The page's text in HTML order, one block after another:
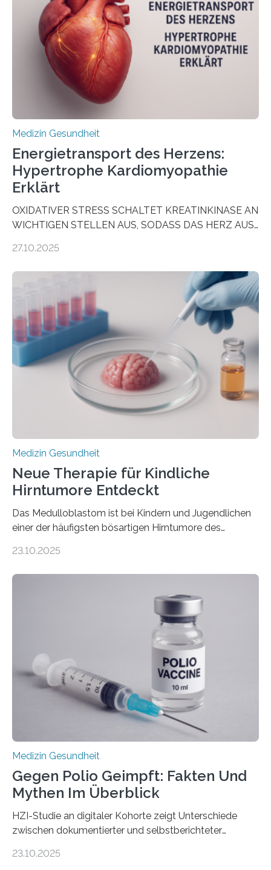
vorab zu prüfen, welche Medikamente am besten
wirken. Dabei wurde ein Eiweiß identifiziert, das künftig
als Biomarker für die Wahl der passenden Therapie
dienen könnte. Darmkrebs zählt weltweit zu den
häufigsten Krebsarten und stellt…
Medizin Gesundheit
Energietransport des Herzens:
Hypertrophe Kardiomyopathie
Erklärt
OXIDATIVER STRESS SCHALTET KREATINKINASE AN
WICHTIGEN STELLEN AUS, SODASS DAS HERZ AUS
aus dem Deutschen Zentrum für Herzinsuffizienz
im Journal Circulation, warum der Energietransport bei
der Hypertrophen Kardiomyopathie (HCM) versagen
kann und wie sich durch eine Verringerung der
Herzbelastung und des oxidativen Stresses
Rhythmusstörungen reduzieren lassen. Würzburg. Die
hypertrophe Kardiomyopathie (HCM) ist die häufigste
erblich bedingte Herzerkrankung. Sie führt dazu, dass
sich die linke Herzkammer verdickt, der Herzmuskel zu
stark kontrahiert…
27.10.2025
Medizin Gesundheit
Neue Therapie für Kindliche
Hirntumore Entdeckt
Das Medulloblastom ist bei Kindern und Jugendlichen
einer der häufigsten bösartigen Hirntumore des
Betroffenen können mit heutigen Methoden geheilt
Dringend benötigt werden zielgerichtete Therapien, die
nur Tumorschwachstellen angreifen und normales
Gewebe verschonen. Forschende um Daniel Merk vom
Hertie-Institut für klinische Hirnforschung am
Universitätsklinikum Tübingen haben eine solche
Schwachstelle im Erbgut einer Untergruppe des
Medulloblastoms gefunden. Die Wilhelm Sander-
Stiftung unterstützte das Projekt…
23.10.2025
Medizin Gesundheit
Gegen Polio Geimpft: Fakten Und
Mythen Im Überblick
HZI-Studie an digitaler Kohorte zeigt Unterschiede
zwischen dokumentierter und selbstberichteter
Kinderlähmung, ist eine ansteckende Krankheit, die
23.10.2025